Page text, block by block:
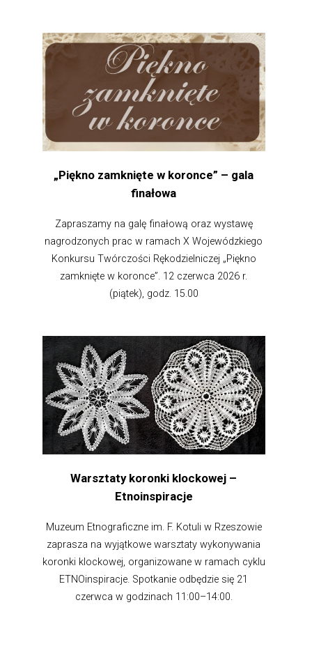
„Piękno zamknięte w koronce” – gala
finałowa
Zapraszamy na galę finałową oraz wystawę
nagrodzonych prac w ramach X Wojewódzkiego
Konkursu Twórczości Rękodzielniczej „Piękno
zamknięte w koronce”. 12 czerwca 2026 r.
(piątek), godz. 15.00
Warsztaty koronki klockowej –
Etnoinspiracje
Muzeum Etnograficzne im. F. Kotuli w Rzeszowie
zaprasza na wyjątkowe warsztaty wykonywania
koronki klockowej, organizowane w ramach cyklu
ETNOinspiracje. Spotkanie odbędzie się 21
czerwca w godzinach 11:00–14:00.